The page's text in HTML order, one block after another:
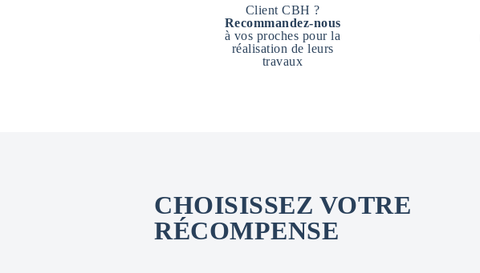
Client CBH ?
Recommandez-nous
à vos proches pour la
réalisation de leurs
travaux
CHOISISSEZ VOTRE
RÉCOMPENSE